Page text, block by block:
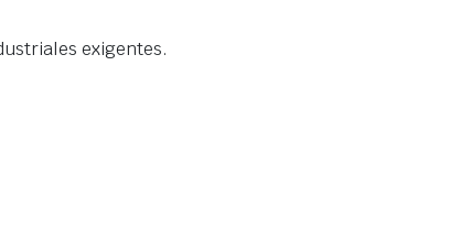
exigentes.